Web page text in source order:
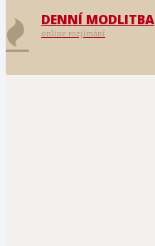
DENNÍ MODLITBA
online rozjímání